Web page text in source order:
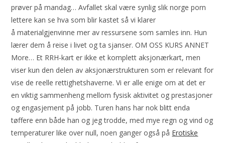
prøver på mandag… Avfallet skal være synlig slik norge porn
lettere kan se hva som blir kastet så vi klarer
å materialgjenvinne mer av ressursene som samles inn. Hun
lærer dem å reise i livet og ta sjanser. OM OSS KURS ANNET
More… Et RRH-kart er ikke et komplett aksjonærkart, men
viser kun den delen av aksjonærstrukturen som er relevant for
vise de reelle rettighetshaverne. Vi er alle enige om at det er
en viktig sammenheng mellom fysisk aktivitet og prestasjoner
og engasjement på jobb. Turen hans har nok blitt enda
tøffere enn både han og jeg trodde, med mye regn og vind og
temperaturer like over null, noen ganger også på Erotiske